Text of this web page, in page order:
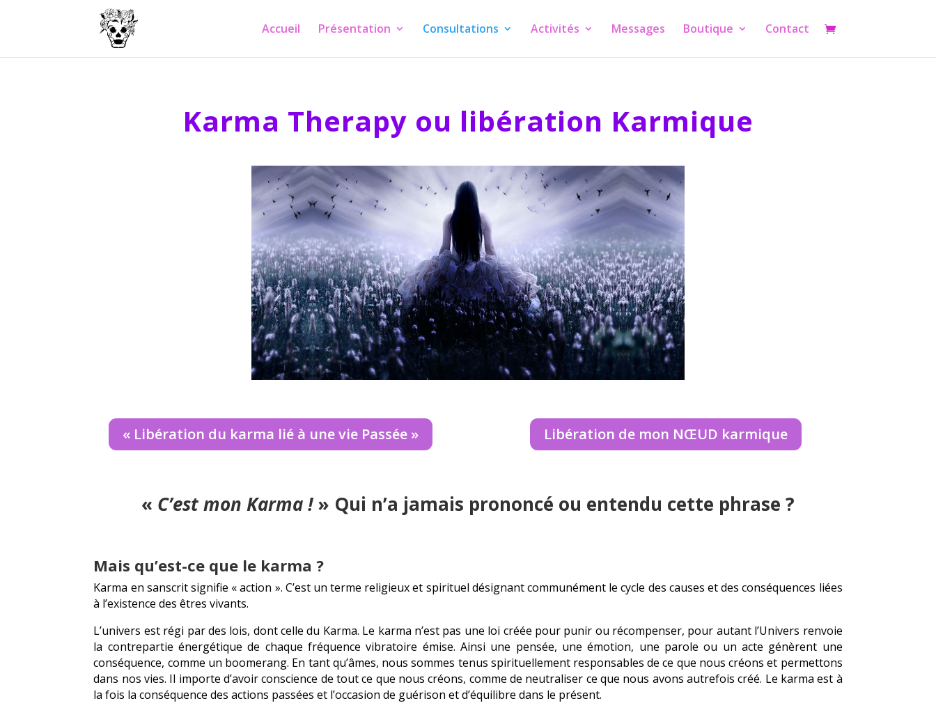
Accueil Présentation Consultations Activités Messages Boutique Contact
Karma Therapy ou libération Karmique
« Libération du karma lié à une vie Passée » Libération de mon NŒUD karmique
« C’est mon Karma !» Qui n’a jamais prononcé ou entendu cette phrase ?
Mais qu’est-ce que le karma ?
Karma en sanscrit signifie « action ». C’est un terme religieux et spirituel désignant communément le cycle des causes et des conséquences liées
à l’existence des êtres vivants.
L’univers est régi par des lois, dont celle du Karma. Le karma n’est pas une loi créée pour punir ou récompenser, pour autant l’Univers renvoie
la contrepartie énergétique de chaque fréquence vibratoire émise. Ainsi une pensée, une émotion, une parole ou un acte génèrent une
conséquence, comme un boomerang. En tant qu’âmes, nous sommes tenus spirituellement responsables de ce que nous créons et permettons
dans nos vies. Il importe d’avoir conscience de tout ce que nous créons, comme de neutraliser ce que nous avons autrefois créé. Le karma est à
la fois la conséquence des actions passées et l’occasion de guérison et d’équilibre dans le présent.